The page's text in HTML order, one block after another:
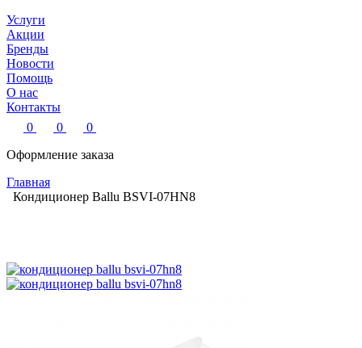
Услуги
Акции
Бренды
Новости
Помощь
О нас
Контакты
0
0
0
Оформление заказа
Главная
Кондиционер Ballu BSVI-07HN8